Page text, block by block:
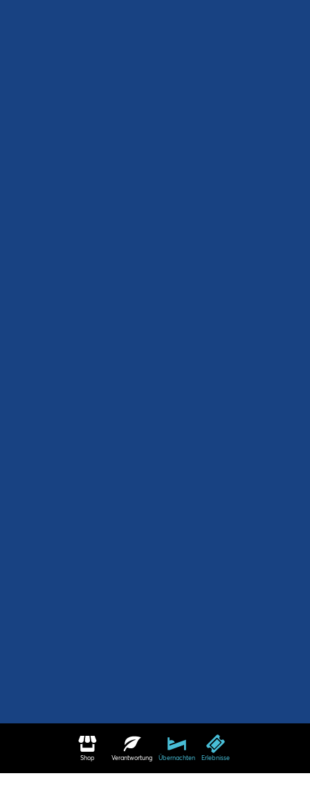
Shop Verantwortung Übernachten Erlebnisse